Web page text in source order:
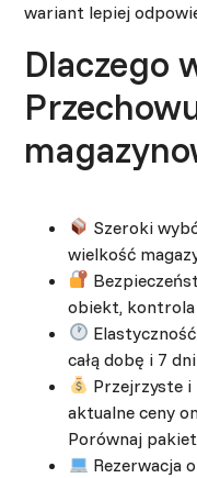
wariant lepiej
Dlaczego
Szeroki
wielkość
obiekt,
całą dobę i 7
Przejrzyste i
aktualne ceny
Porównaj
Rezerwacja